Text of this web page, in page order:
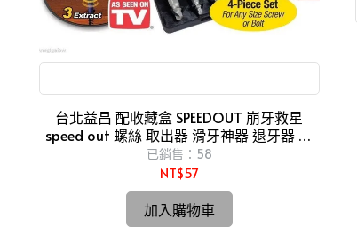
台北益昌 配收藏盒 SPEEDOUT 崩牙救星
speed out 螺絲 取出器 滑牙神器 退牙器 電
鑽 起子機
已銷售：58
NT$57
加入購物車